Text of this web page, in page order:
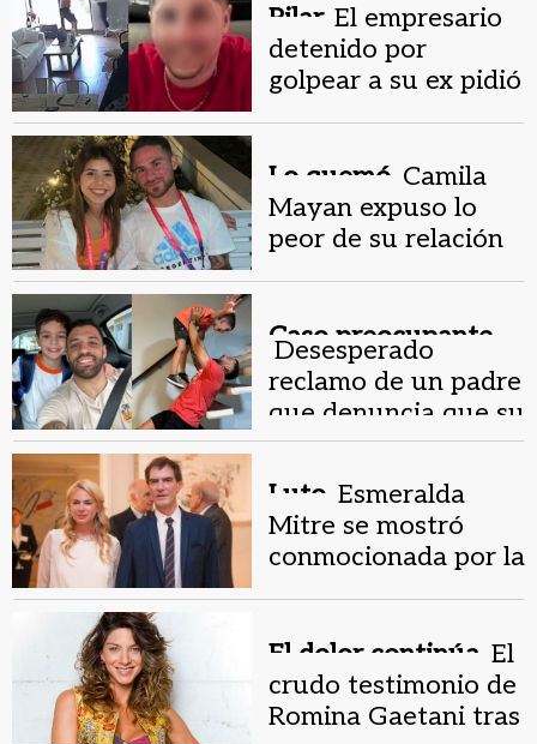
Pilar. El empresario
detenido por
golpear a su ex pidió
Lo quemó. Camila
Mayan expuso lo
peor de su relación
Caso preocupante.
Desesperado
reclamo de un padre
que denuncia que su
hijo no volvió de
Luto. Esmeralda
Mitre se mostró
conmocionada por la
El dolor continúa. El
crudo testimonio de
Romina Gaetani tras